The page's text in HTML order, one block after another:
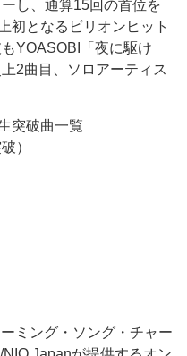
し、通算15回の首位を
初となるビリオンヒット
YOASOBI「夜に駆け
2曲目、ソロアーティス
突破曲一覧
）
ミング・ソング・チャー